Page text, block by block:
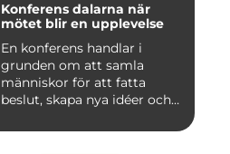
Konferens dalarna när
mötet blir en upplevelse
En konferens handlar i
grunden om att samla
människor för att fatta
beslut, skapa nya idéer och